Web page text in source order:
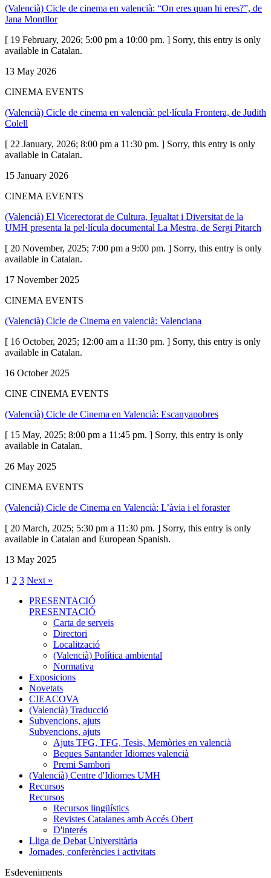
(Valencià) Cicle de cinema en valencià: “On eres quan hi eres?”, de
Jana Montllor
[ 19 February, 2026; 5:00 pm a 10:00 pm. ] Sorry, this entry is only
available in Catalan.
13 May 2026
CINEMA EVENTS
(Valencià) Cicle de cinema en valencià: pel·lícula Frontera, de Judith
Colell
[ 22 January, 2026; 8:00 pm a 11:30 pm. ] Sorry, this entry is only
available in Catalan.
15 January 2026
CINEMA EVENTS
(Valencià) El Vicerectorat de Cultura, Igualtat i Diversitat de la
UMH presenta la pel·lícula documental La Mestra, de Sergi Pitarch
[ 20 November, 2025; 7:00 pm a 9:00 pm. ] Sorry, this entry is only
available in Catalan.
17 November 2025
CINEMA EVENTS
(Valencià) Cicle de Cinema en valencià: Valenciana
[ 16 October, 2025; 12:00 am a 11:30 pm. ] Sorry, this entry is only
available in Catalan.
16 October 2025
CINE CINEMA EVENTS
(Valencià) Cicle de Cinema en Valencià: Escanyapobres
[ 15 May, 2025; 8:00 pm a 11:45 pm. ] Sorry, this entry is only
available in Catalan.
26 May 2025
CINEMA EVENTS
(Valencià) Cicle de Cinema en Valencià: L’àvia i el foraster
[ 20 March, 2025; 5:30 pm a 11:30 pm. ] Sorry, this entry is only
available in Catalan and European Spanish.
13 May 2025
1 2 3 Next »
PRESENTACIÓ
PRESENTACIÓ
Carta de serveis
Directori
Localització
(Valencià) Política ambiental
Normativa
Exposicions
Novetats
CIEACOVA
(Valencià) Traducció
Subvencions, ajuts
Subvencions, ajuts
Ajuts TFG, TFG, Tesis, Memòries en valencià
Beques Santander Idiomes valencià
Premi Sambori
(Valencià) Centre d'Idiomes UMH
Recursos
Recursos
Recursos lingüístics
Revistes Catalanes amb Accés Obert
D'interés
Lliga de Debat Universitària
Jornades, conferències i activitats
Esdeveniments